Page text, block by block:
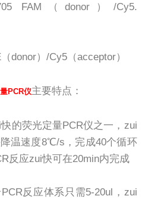
（donor）/Cy5.
）/Cy5（acceptor）
PCR仪主要特点：
荧光定量PCR仪之一，zui
温速度8℃/s，完成40个循环
反应zui快可在20min内完成
反应体系只需5-20ul，zui